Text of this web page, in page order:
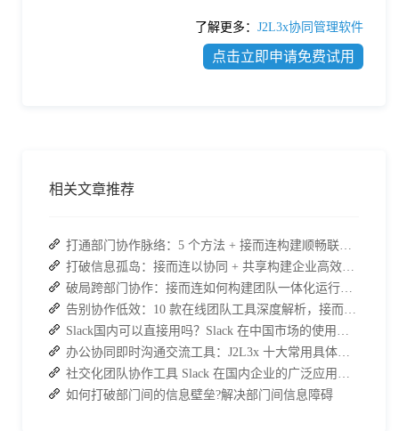
了解更多： J2L3x协同管理软件
点击立即申请免费试用
相关文章推荐
如何打破部门间的信息壁垒?解决部门间信息障碍